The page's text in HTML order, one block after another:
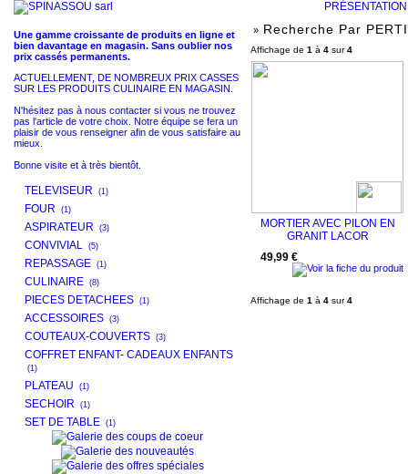
Une gamme croissante de produits en ligne et
bien davantage en magasin. Sans oublier nos
prix cassés permanents.
ACTUELLEMENT, DE NOMBREUX PRIX CASSES
SUR LES PRODUITS CULINAIRE EN MAGASIN.
N'hésitez pas à nous contacter si vous ne trouvez
pas l'article de votre choix. Notre équipe se fera un
plaisir de vous renseigner afin de vous satisfaire au
mieux.
Bonne visite et à très bientôt.
TELEVISEUR (1)
FOUR (1)
ASPIRATEUR (3)
CONVIVIAL (5)
REPASSAGE (1)
CULINAIRE (8)
PIECES DETACHEES (1)
ACCESSOIRES (3)
COUTEAUX-COUVERTS (3)
COFFRET ENFANT- CADEAUX ENFANTS
(1)
PLATEAU (1)
SECHOIR (1)
SET DE TABLE (1)
» Recherche Par
Affichage de 1 à 4 sur4
MORTIER AVEC PILON EN
GRANIT LACOR
49,99 €
Affichage de 1 à 4 sur4